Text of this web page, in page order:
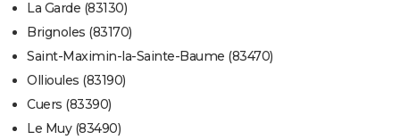
La Garde (83130)
Brignoles (83170)
Saint-Maximin-la-Sainte-Baume (83470)
Ollioules (83190)
Cuers (83390)
Le Muy (83490)